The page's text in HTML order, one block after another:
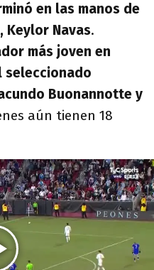
en las manos de
Navas.
más joven en
seleccionado
Buonannotte y
aún tienen 18